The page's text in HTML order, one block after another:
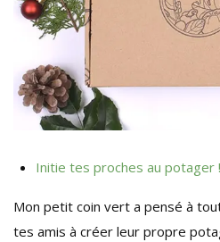
Initie tes proches au potager !
Mon petit coin vert a pensé à
tes amis à créer leur propre